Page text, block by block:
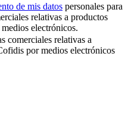
de mis datos personales para
relativas a productos
electrónicos.
comerciales relativas a
por medios electrónicos